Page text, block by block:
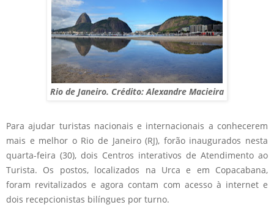
Rio de Janeiro. Crédito: Alexandre Macieira
Para ajudar turistas nacionais e internacionais a conhecerem
mais e melhor o Rio de Janeiro (RJ), forão inaugurados nesta
quarta-feira (30), dois Centros interativos de Atendimento ao
Turista. Os postos, localizados na Urca e em Copacabana,
foram revitalizados e agora contam com acesso à internet e
dois recepcionistas bilíngues por turno.